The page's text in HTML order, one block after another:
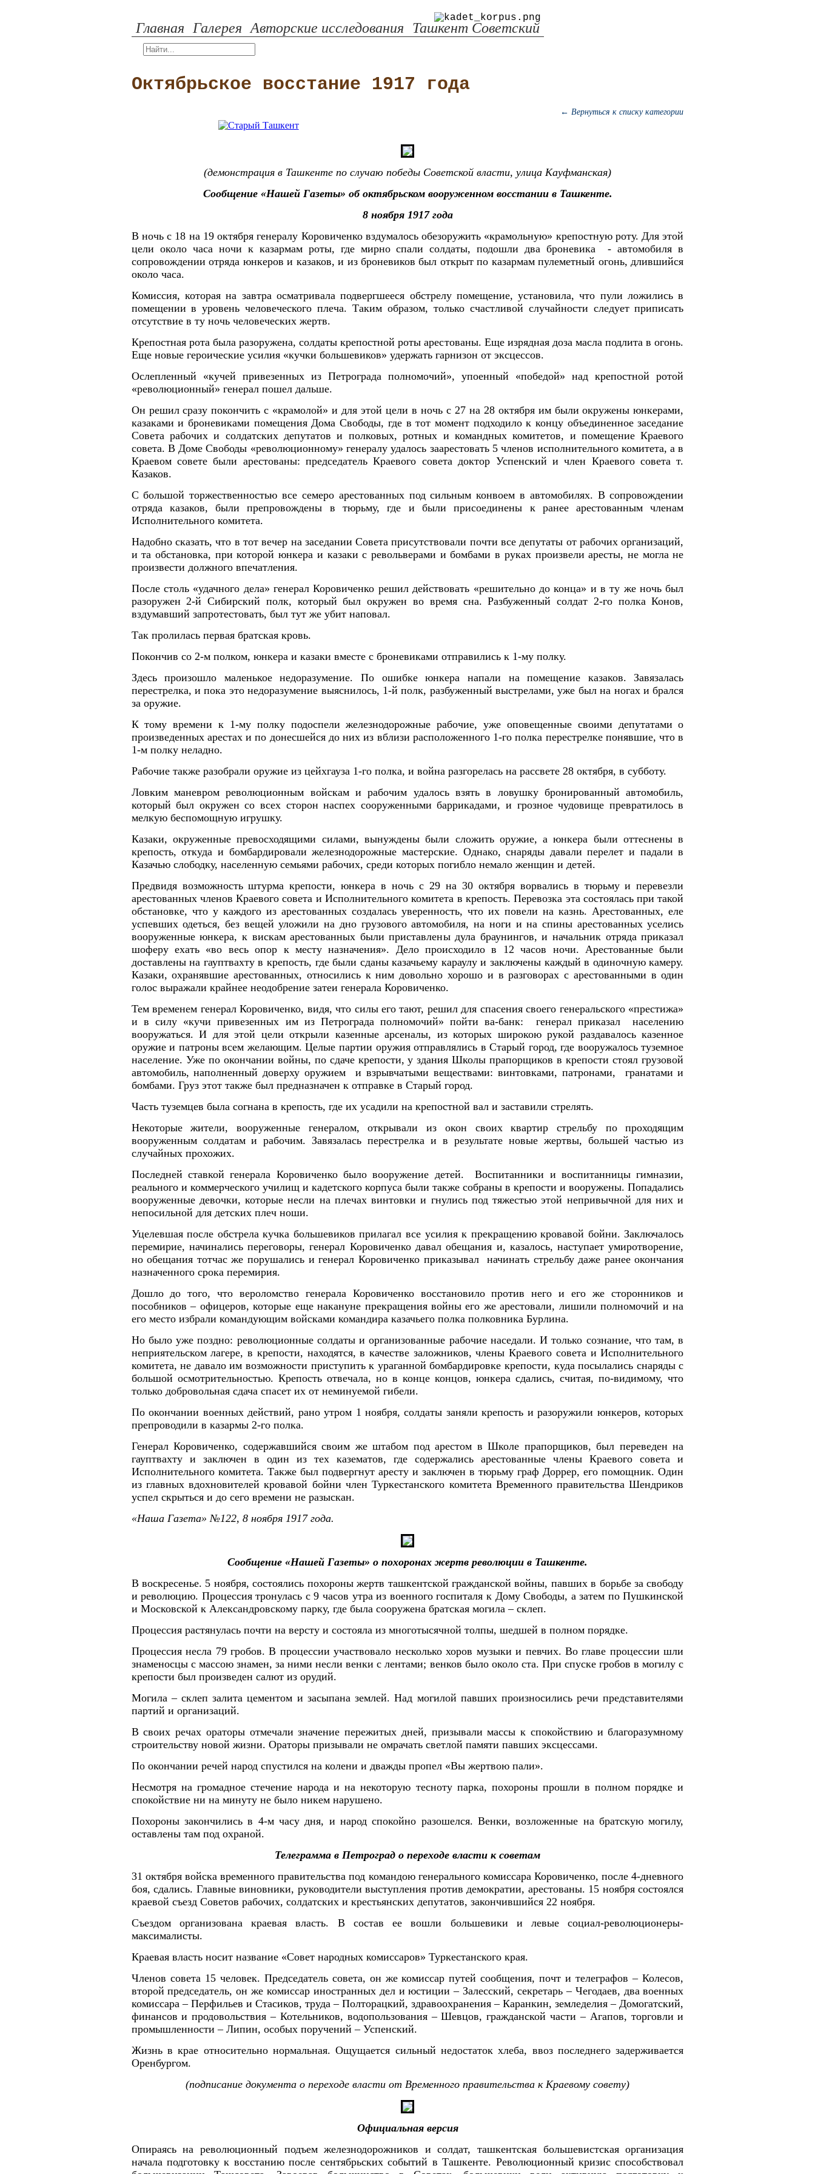
Главная Галерея Авторские исследования Ташкент Советский
Октябрьское восстание 1917 года
← Вернуться к списку категории
(демонстрация в Ташкенте по случаю победы Советской власти, улица Кауфманская)
Сообщение «Нашей Газеты» об октябрьском вооруженном восстании в Ташкенте.
8 ноября 1917 года
В ночь с 18 на 19 октября генералу Коровиченко вздумалось обезоружить «крамольную» крепостную роту. Для этой
цели около часа ночи к казармам роты, где мирно спали солдаты, подошли два броневика - автомобиля в
сопровождении отряда юнкеров и казаков, и из броневиков был открыт по казармам пулеметный огонь, длившийся
около часа.
Комиссия, которая на завтра осматривала подвергшееся обстрелу помещение, установила, что пули ложились в
помещении в уровень человеческого плеча. Таким образом, только счастливой случайности следует приписать
отсутствие в ту ночь человеческих жертв.
Крепостная рота была разоружена, солдаты крепостной роты арестованы. Еще изрядная доза масла подлита в огонь.
Еще новые героические усилия «кучки большевиков» удержать гарнизон от эксцессов.
Ослепленный «кучей привезенных из Петрограда полномочий», упоенный «победой» над крепостной ротой
«революционный» генерал пошел дальше.
Он решил сразу покончить с «крамолой» и для этой цели в ночь с 27 на 28 октября им были окружены юнкерами,
казаками и броневиками помещения Дома Свободы, где в тот момент подходило к концу объединенное заседание
Совета рабочих и солдатских депутатов и полковых, ротных и командных комитетов, и помещение Краевого
совета. В Доме Свободы «революционному» генералу удалось заарестовать 5 членов исполнительного комитета, а в
Краевом совете были арестованы: председатель Краевого совета доктор Успенский и член Краевого совета т.
Казаков.
С большой торжественностью все семеро арестованных под сильным конвоем в автомобилях. В сопровождении
отряда казаков, были препровождены в тюрьму, где и были присоединены к ранее арестованным членам
Исполнительного комитета.
Надобно сказать, что в тот вечер на заседании Совета присутствовали почти все депутаты от рабочих организаций,
и та обстановка, при которой юнкера и казаки с револьверами и бомбами в руках произвели аресты, не могла не
произвести должного впечатления.
После столь «удачного дела» генерал Коровиченко решил действовать «решительно до конца» и в ту же ночь был
разоружен 2-й Сибирский полк, который был окружен во время сна. Разбуженный солдат 2-го полка Конов,
вздумавший запротестовать, был тут же убит наповал.
Так пролилась первая братская кровь.
Покончив со 2-м полком, юнкера и казаки вместе с броневиками отправились к 1-му полку.
Здесь произошло маленькое недоразумение. По ошибке юнкера напали на помещение казаков. Завязалась
перестрелка, и пока это недоразумение выяснилось, 1-й полк, разбуженный выстрелами, уже был на ногах и брался
за оружие.
К тому времени к 1-му полку подоспели железнодорожные рабочие, уже оповещенные своими депутатами о
произведенных арестах и по донесшейся до них из вблизи расположенного 1-го полка перестрелке понявшие, что в
1-м полку неладно.
Рабочие также разобрали оружие из цейхгауза 1-го полка, и война разгорелась на рассвете 28 октября, в субботу.
Ловким маневром революционным войскам и рабочим удалось взять в ловушку бронированный автомобиль,
который был окружен со всех сторон наспех сооруженными баррикадами, и грозное чудовище превратилось в
мелкую беспомощную игрушку.
Казаки, окруженные превосходящими силами, вынуждены были сложить оружие, а юнкера были оттеснены в
крепость, откуда и бомбардировали железнодорожные мастерские. Однако, снаряды давали перелет и падали в
Казачью слободку, населенную семьями рабочих, среди которых погибло немало женщин и детей.
Предвидя возможность штурма крепости, юнкера в ночь с 29 на 30 октября ворвались в тюрьму и перевезли
арестованных членов Краевого совета и Исполнительного комитета в крепость. Перевозка эта состоялась при такой
обстановке, что у каждого из арестованных создалась уверенность, что их повели на казнь. Арестованных, еле
успевших одеться, без вещей уложили на дно грузового автомобиля, на ноги и на спины арестованных уселись
вооруженные юнкера, к вискам арестованных были приставлены дула браунингов, и начальник отряда приказал
шоферу ехать «во весь опор к месту назначения». Дело происходило в 12 часов ночи. Арестованные были
доставлены на гауптвахту в крепость, где были сданы казачьему караулу и заключены каждый в одиночную камеру.
Казаки, охранявшие арестованных, относились к ним довольно хорошо и в разговорах с арестованными в один
голос выражали крайнее неодобрение затеи генерала Коровиченко.
Тем временем генерал Коровиченко, видя, что силы его тают, решил для спасения своего генеральского «престижа»
и в силу «кучи привезенных им из Петрограда полномочий» пойти ва-банк: генерал приказал населению
вооружаться. И для этой цели открыли казенные арсеналы, из которых широкою рукой раздавалось казенное
оружие и патроны всем желающим. Целые партии оружия отправлялись в Старый город, где вооружалось туземное
население. Уже по окончании войны, по сдаче крепости, у здания Школы прапорщиков в крепости стоял грузовой
автомобиль, наполненный доверху оружием и взрывчатыми веществами: винтовками, патронами, гранатами и
бомбами. Груз этот также был предназначен к отправке в Старый город.
Часть туземцев была согнана в крепость, где их усадили на крепостной вал и заставили стрелять.
Некоторые жители, вооруженные генералом, открывали из окон своих квартир стрельбу по проходящим
вооруженным солдатам и рабочим. Завязалась перестрелка и в результате новые жертвы, большей частью из
случайных прохожих.
Последней ставкой генерала Коровиченко было вооружение детей. Воспитанники и воспитанницы гимназии,
реального и коммерческого училищ и кадетского корпуса были также собраны в крепости и вооружены. Попадались
вооруженные девочки, которые несли на плечах винтовки и гнулись под тяжестью этой непривычной для них и
непосильной для детских плеч ноши.
Уцелевшая после обстрела кучка большевиков прилагал все усилия к прекращению кровавой бойни. Заключалось
перемирие, начинались переговоры, генерал Коровиченко давал обещания и, казалось, наступает умиротворение,
но обещания тотчас же порушались и генерал Коровиченко приказывал начинать стрельбу даже ранее окончания
назначенного срока перемирия.
Дошло до того, что вероломство генерала Коровиченко восстановило против него и его же сторонников и
пособников – офицеров, которые еще накануне прекращения войны его же арестовали, лишили полномочий и на
его место избрали командующим войсками командира казачьего полка полковника Бурлина.
Но было уже поздно: революционные солдаты и организованные рабочие наседали. И только сознание, что там, в
неприятельском лагере, в крепости, находятся, в качестве заложников, члены Краевого совета и Исполнительного
комитета, не давало им возможности приступить к ураганной бомбардировке крепости, куда посылались снаряды с
большой осмотрительностью. Крепость отвечала, но в конце концов, юнкера сдались, считая, по-видимому, что
только добровольная сдача спасет их от неминуемой гибели.
По окончании военных действий, рано утром 1 ноября, солдаты заняли крепость и разоружили юнкеров, которых
препроводили в казармы 2-го полка.
Генерал Коровиченко, содержавшийся своим же штабом под арестом в Школе прапорщиков, был переведен на
гауптвахту и заключен в один из тех казематов, где содержались арестованные члены Краевого совета и
Исполнительного комитета. Также был подвергнут аресту и заключен в тюрьму граф Доррер, его помощник. Один
из главных вдохновителей кровавой бойни член Туркестанского комитета Временного правительства Шендриков
успел скрыться и до сего времени не разыскан.
«Наша Газета» №122, 8 ноября 1917 года.
Сообщение «Нашей Газеты» о похоронах жертв революции в Ташкенте.
В воскресенье. 5 ноября, состоялись похороны жертв ташкентской гражданской войны, павших в борьбе за свободу
и революцию. Процессия тронулась с 9 часов утра из военного госпиталя к Дому Свободы, а затем по Пушкинской
и Московской к Александровскому парку, где была сооружена братская могила – склеп.
Процессия растянулась почти на версту и состояла из многотысячной толпы, шедшей в полном порядке.
Процессия несла 79 гробов. В процессии участвовало несколько хоров музыки и певчих. Во главе процессии шли
знаменосцы с массою знамен, за ними несли венки с лентами; венков было около ста. При спуске гробов в могилу с
крепости был произведен салют из орудий.
Могила – склеп залита цементом и засыпана землей. Над могилой павших произносились речи представителями
партий и организаций.
В своих речах ораторы отмечали значение пережитых дней, призывали массы к спокойствию и благоразумному
строительству новой жизни. Ораторы призывали не омрачать светлой памяти павших эксцессами.
По окончании речей народ спустился на колени и дважды пропел «Вы жертвою пали».
Несмотря на громадное стечение народа и на некоторую тесноту парка, похороны прошли в полном порядке и
спокойствие ни на минуту не было никем нарушено.
Похороны закончились в 4-м часу дня, и народ спокойно разошелся. Венки, возложенные на братскую могилу,
оставлены там под охраной.
Телеграмма в Петроград о переходе власти к советам
31 октября войска временного правительства под командою генерального комиссара Коровиченко, после 4-дневного
боя, сдались. Главные виновники, руководители выступления против демократии, арестованы. 15 ноября состоялся
краевой съезд Советов рабочих, солдатских и крестьянских депутатов, закончившийся 22 ноября.
Съездом организована краевая власть. В состав ее вошли большевики и левые социал-революционеры-
максималисты.
Краевая власть носит название «Совет народных комиссаров» Туркестанского края.
Членов совета 15 человек. Председатель совета, он же комиссар путей сообщения, почт и телеграфов – Колесов,
второй председатель, он же комиссар иностранных дел и юстиции – Залесский, секретарь – Чегодаев, два военных
комиссара – Перфильев и Стасиков, труда – Полторацкий, здравоохранения – Каранкин, земледелия – Домогатский,
финансов и продовольствия – Котельников, водопользования – Шевцов, гражданской части – Агапов, торговли и
промышленности – Липин, особых поручений – Успенский.
Жизнь в крае относительно нормальная. Ощущается сильный недостаток хлеба, ввоз последнего задерживается
Оренбургом.
(подписание документа о переходе власти от Временного правительства к Краевому совету)
Официальная версия
Опираясь на революционный подъем железнодорожников и солдат, ташкентская большевистская организация
начала подготовку к восстанию после сентябрьских событий в Ташкенте. Революционный кризис способствовал